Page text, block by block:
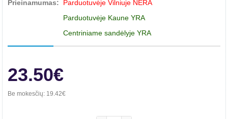
Prieinamumas:
Parduotuvėje Vilniuje NĖRA
Parduotuvėje Kaune YRA
Centriniame sandėlyje YRA
23.50€
Be mokesčių: 19.42€